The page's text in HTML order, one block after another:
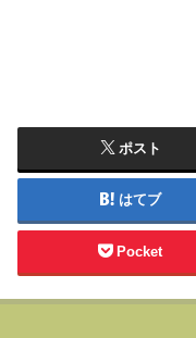
ポスト
はてブ
Pocket